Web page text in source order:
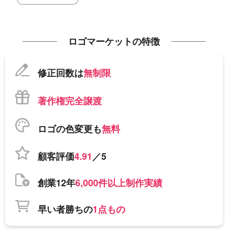
ロゴマーケットの特徴
修正回数は無制限
著作権完全譲渡
ロゴの色変更も無料
顧客評価4.91／5
創業12年6,000件以上制作実績
早い者勝ちの1点もの